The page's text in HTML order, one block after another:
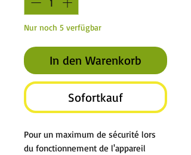
Nur noch 5 verfügbar
In den Warenkorb
Sofortkauf
Pour un maximum de sécurité lors
du fonctionnement de l'appareil